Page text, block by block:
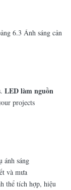
6.3 Ánh sáng cản
LED làm nguồn
projects
ánh sáng
và mưa
thể tích hợp, hiệu